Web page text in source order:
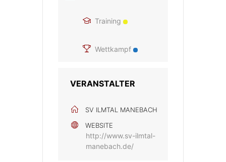
Training
Wettkampf
VERANSTALTER
SV ILMTAL MANEBACH
WEBSITE
http://www.sv-ilmtal-
manebach.de/